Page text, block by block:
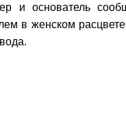
и основатель
в женском